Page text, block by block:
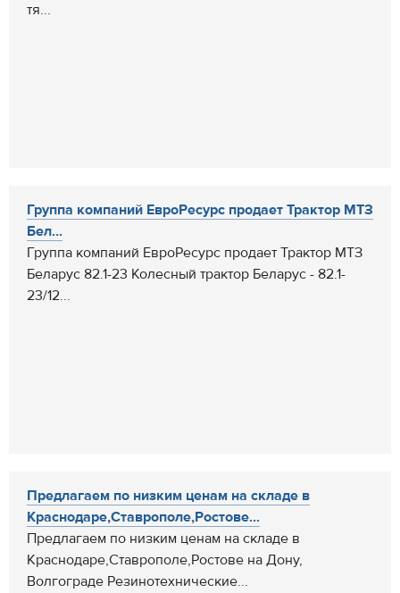
тя...
Группа компаний ЕвроРесурс продает Трактор МТЗ
Бел...
Группа компаний ЕвроРесурс продает Трактор МТЗ
Беларус 82.1-23 Колесный трактор Беларус - 82.1-
23/12...
Предлагаем по низким ценам на складе в
Краснодаре,Ставрополе,Ростове...
Предлагаем по низким ценам на складе в
Краснодаре,Ставрополе,Ростове на Дону,
Волгограде Резинотехнические...